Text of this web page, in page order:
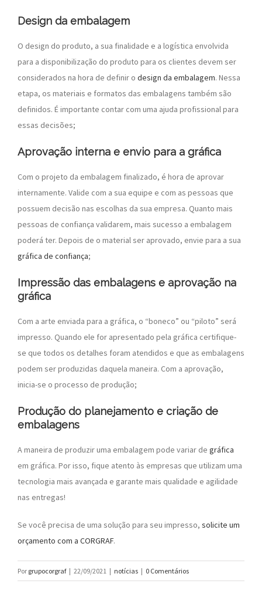
Design da embalagem
O design do produto, a sua finalidade e a logística envolvida
para a disponibilização do produto para os clientes devem ser
considerados na hora de definir o design da embalagem. Nessa
etapa, os materiais e formatos das embalagens também são
definidos. É importante contar com uma ajuda profissional para
essas decisões;
Aprovação interna e envio para a gráfica
Com o projeto da embalagem finalizado, é hora de aprovar
internamente. Valide com a sua equipe e com as pessoas que
possuem decisão nas escolhas da sua empresa. Quanto mais
pessoas de confiança validarem, mais sucesso a embalagem
poderá ter. Depois de o material ser aprovado, envie para a sua
gráfica de confiança;
Impressão das embalagens e aprovação na
gráfica
Com a arte enviada para a gráfica, o “boneco” ou “piloto” será
impresso. Quando ele for apresentado pela gráfica certifique-
se que todos os detalhes foram atendidos e que as embalagens
podem ser produzidas daquela maneira. Com a aprovação,
inicia-se o processo de produção;
Produção do planejamento e criação de
embalagens
A maneira de produzir uma embalagem pode variar de gráfica
em gráfica. Por isso, fique atento às empresas que utilizam uma
tecnologia mais avançada e garante mais qualidade e agilidade
nas entregas!
Se você precisa de uma solução para seu impresso, solicite um
orçamento com a CORGRAF.
Por grupocorgraf | 22/09/2021 | notícias | 0 Comentários